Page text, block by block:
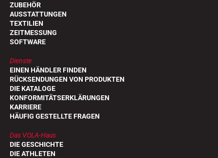
ZUBEHÖR
AUSSTATTUNGEN
TEXTILIEN
ZEITMESSUNG
SOFTWARE
Dienste
EINEN HÄNDLER FINDEN
RÜCKSENDUNGEN VON PRODUKTEN
DIE KATALOGE
KONFORMITÄTSERKLÄRUNGEN
KARRIERE
HÄUFIG GESTELLTE FRAGEN
Das VOLA-Haus
DIE GESCHICHTE
DIE ATHLETEN